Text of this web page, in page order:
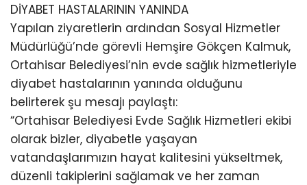
DİYABET HASTALARININ YANINDA
Yapılan ziyaretlerin ardından Sosyal Hizmetler
Müdürlüğü’nde görevli Hemşire Gökçen Kalmuk,
Ortahisar Belediyesi’nin evde sağlık hizmetleriyle
diyabet hastalarının yanında olduğunu
belirterek şu mesajı paylaştı:
“Ortahisar Belediyesi Evde Sağlık Hizmetleri ekibi
olarak bizler, diyabetle yaşayan
vatandaşlarımızın hayat kalitesini yükseltmek,
düzenli takiplerini sağlamak ve her zaman